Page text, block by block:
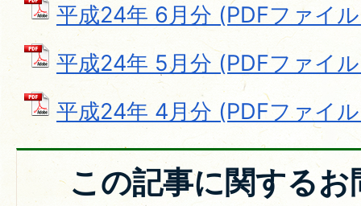
平成24年 6月分 (PDFファイ
平成24年 5月分 (PDFファイ
平成24年 4月分 (PDFファイ
この記事に関する